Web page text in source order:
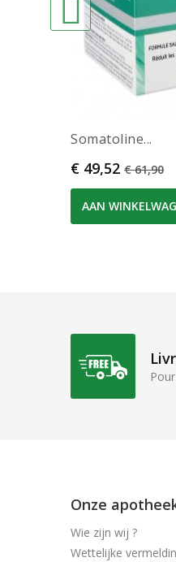
Somatoline...
Prijs
€ 49,52 € 61,90
AAN
Onze
Wie zijn wij ?
Wettelijke